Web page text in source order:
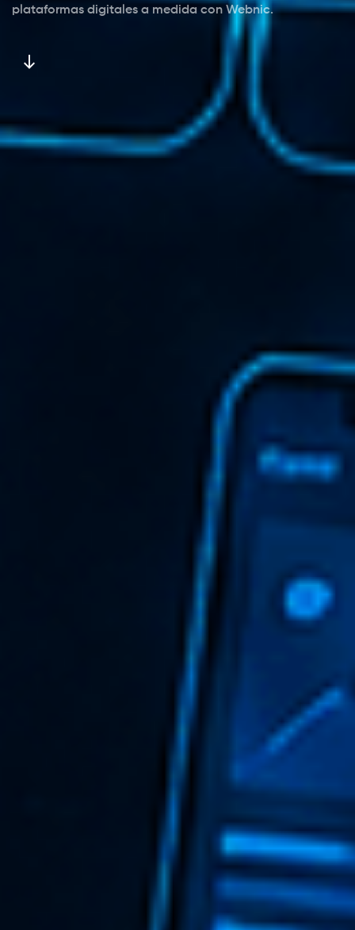
plataformas digitales a medida con Webnic.